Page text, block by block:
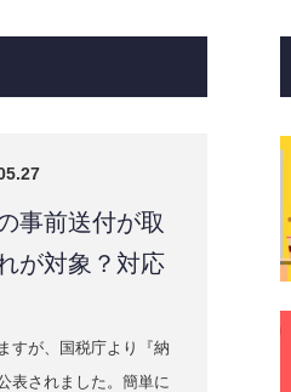
事前送付が取
が対象？対応
すが、国税庁より『納
表されました。簡単に